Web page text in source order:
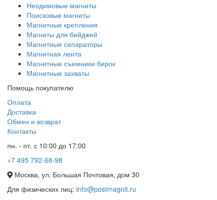
Неодимовые магниты
Поисковые магниты
Магнитные крепления
Магниты для бейджей
Магнитные сепараторы
Магнитная лента
Магнитные съемники бирок
Магнитные захваты
Помощь покупателю
Оплата
Доставка
Обмен и возврат
Контакты
пн. - пт. с 10:00 до 17:00
+7 495 792-68-98
Москва, ул. Большая Почтовая, дом 30
Для физических лиц: info@postmagnit.ru